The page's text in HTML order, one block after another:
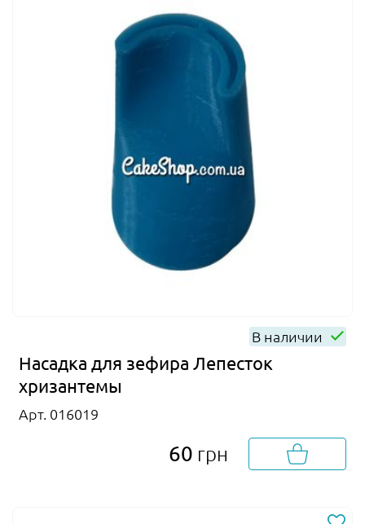
В наличии
Насадка для зефира Лепесток
хризантемы
Арт. 016019
60 грн